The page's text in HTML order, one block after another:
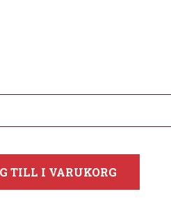
TILL I VARUKORG